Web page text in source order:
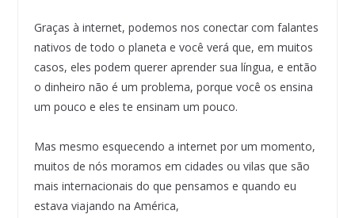
Graças à internet, podemos nos conectar com falantes
nativos de todo o planeta e você verá que, em muitos
casos, eles podem querer aprender sua língua, e então
o dinheiro não é um problema, porque você os ensina
um pouco e eles te ensinam um pouco.
Mas mesmo esquecendo a internet por um momento,
muitos de nós moramos em cidades ou vilas que são
mais internacionais do que pensamos e quando eu
estava viajando na América,